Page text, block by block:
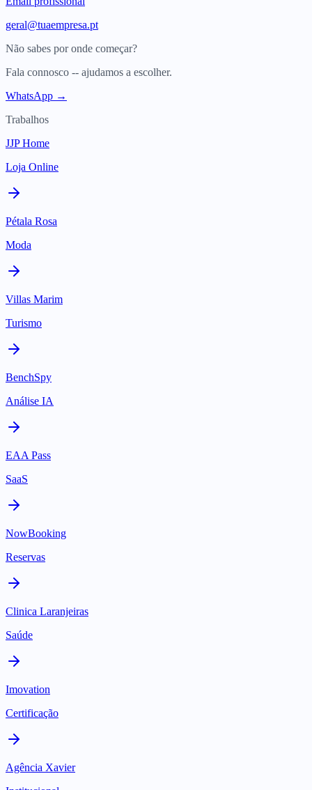
geral@tuaempresa.pt
Não sabes por onde começar?
Fala connosco -- ajudamos a escolher.
WhatsApp →
Trabalhos
JJP Home
Loja Online
Pétala Rosa
Moda
Villas Marim
Turismo
BenchSpy
Análise IA
EAA Pass
SaaS
NowBooking
Reservas
Clinica Laranjeiras
Saúde
Imovation
Certificação
Agência Xavier